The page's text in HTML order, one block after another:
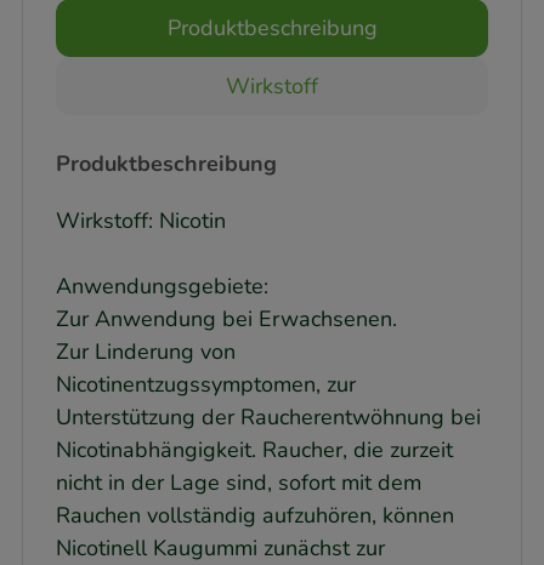
Produktbeschreibung
Wirkstoff
Produktbeschreibung
Wirkstoff: Nicotin
Anwendungsgebiete:
Zur Anwendung bei Erwachsenen.
Zur Linderung von
Nicotinentzugssymptomen, zur
Unterstützung der Raucherentwöhnung bei
Nicotinabhängigkeit. Raucher, die zurzeit
nicht in der Lage sind, sofort mit dem
Rauchen vollständig aufzuhören, können
Nicotinell Kaugummi zunächst zur